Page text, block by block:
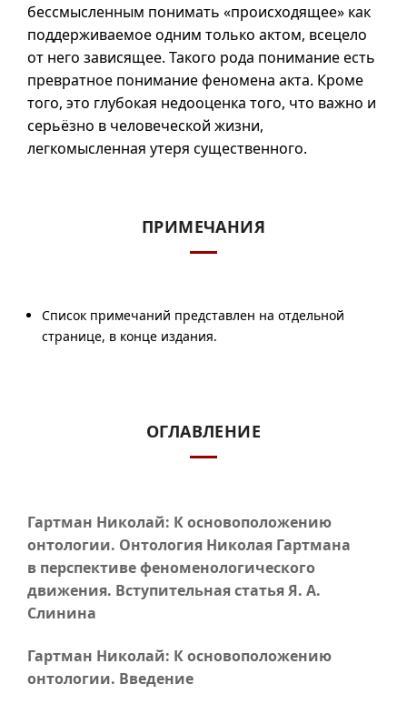
бессмысленным понимать «происходящее» как
поддерживаемое одним только актом, всецело
от него зависящее. Такого рода понимание есть
превратное понимание феномена акта. Кроме
того, это глубокая недооценка того, что важно и
серьёзно в человеческой жизни,
легкомысленная утеря существенного.
ПРИМЕЧАНИЯ
Список примечаний представлен на отдельной
странице, в конце издания.
ОГЛАВЛЕНИЕ
Гартман Николай: К основоположению
онтологии. Онтология Николая Гартмана
в перспективе феноменологического
движения. Вступительная статьяЯ. А.
Слинина
Гартман Николай: К основоположению
онтологии. Введение